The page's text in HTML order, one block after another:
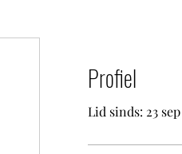
Profiel
Lid sinds: 23